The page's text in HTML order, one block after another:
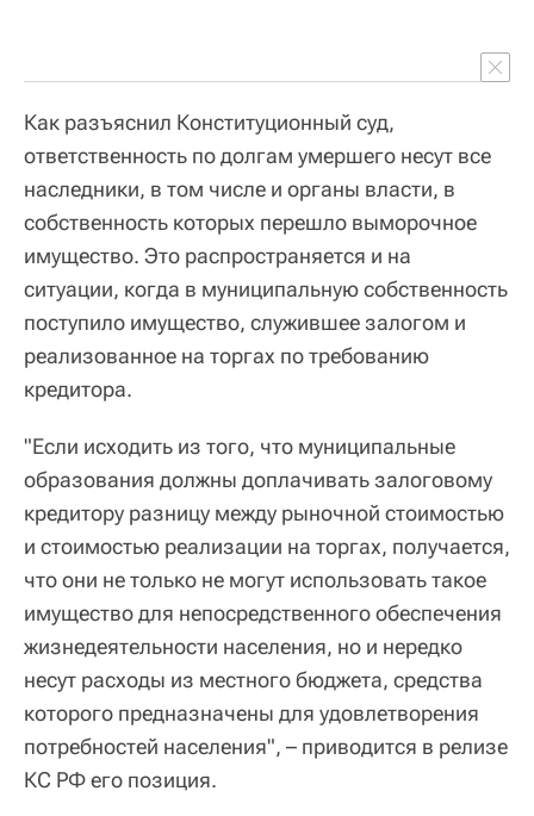
Как разъяснил Конституционный суд,
ответственность по долгам умершего несут все
наследники, в том числе и органы власти, в
собственность которых перешло выморочное
имущество. Это распространяется и на
ситуации, когда в муниципальную собственность
поступило имущество, служившее залогом и
реализованное на торгах по требованию
кредитора.
"Если исходить из того, что муниципальные
образования должны доплачивать залоговому
кредитору разницу между рыночной стоимостью
и стоимостью реализации на торгах, получается,
что они не только не могут использовать такое
имущество для непосредственного обеспечения
жизнедеятельности населения, но и нередко
несут расходы из местного бюджета, средства
которого предназначены для удовлетворения
потребностей населения", – приводится в релизе
КС РФ его позиция.